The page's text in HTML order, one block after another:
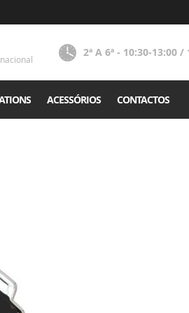
2ª A 6ª - 10:30-13:00 /
ACESSÓRIOS CONTACTOS